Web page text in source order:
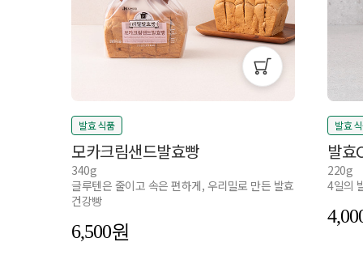
발효 식품
모카크림샌드발효빵
340g
글루텐은 줄이고 속은 편하게, 우리밀로 만든 발효
건강빵
6,500
발효
발효
220g
4일의